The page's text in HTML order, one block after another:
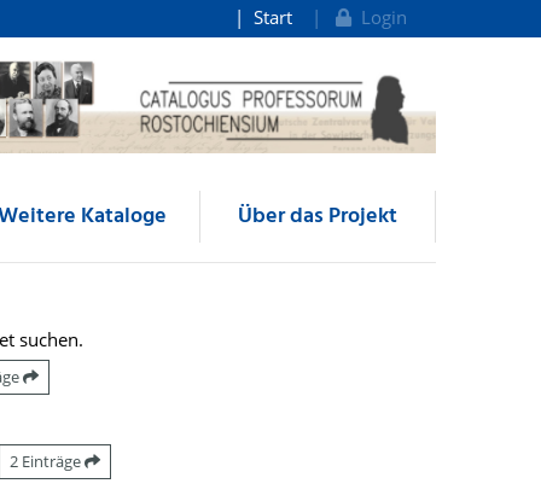
Start Login
Kataloge Über das Projekt
suchen.
2 Einträge